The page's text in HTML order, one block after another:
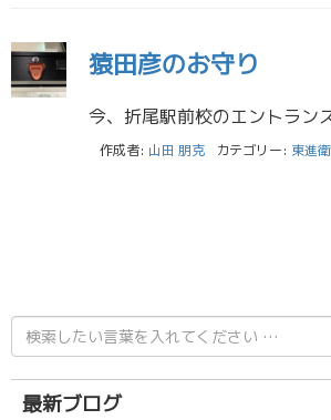
猿田彦のお守り
作成者: 山田 朋克 カテゴリー: 東進
検
索
結
果:
最新ブログ